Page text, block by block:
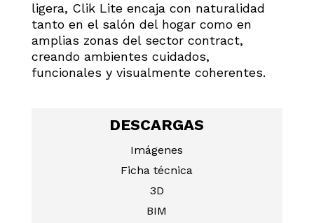
ligera, Clik Lite encaja con naturalidad
tanto en el salón del hogar como en
amplias zonas del sector contract,
creando ambientes cuidados,
funcionales y visualmente coherentes.
DESCARGAS
Imágenes
Ficha técnica
3D
BIM